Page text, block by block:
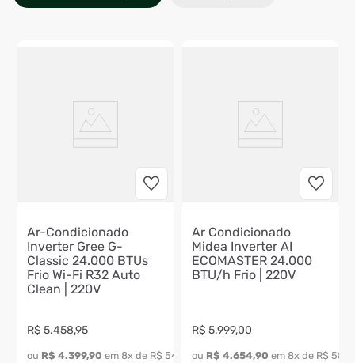
Ar-Condicionado
Inverter Gree G-
Classic 24.000 BTUs
Frio Wi-Fi R32 Auto
Clean | 220V
R$5.458,95
ou R$ 4.399,90 em 8x de R$ 549 98
Ar Condicionado
Midea Inverter AI
ECOMASTER 24.000
BTU/h Frio | 220V
R$5.999,00
ou R$ 4.654,90 em 8x de R$ 581